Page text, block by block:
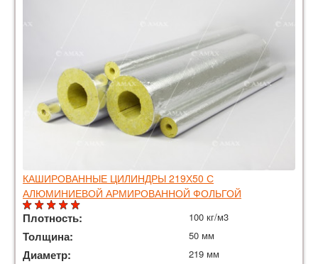
КАШИРОВАННЫЕ ЦИЛИНДРЫ 219Х50 С
АЛЮМИНИЕВОЙ АРМИРОВАННОЙ ФОЛЬГОЙ
Плотность: 100 кг/м3
Толщина: 50 мм
Диаметр: 219 мм